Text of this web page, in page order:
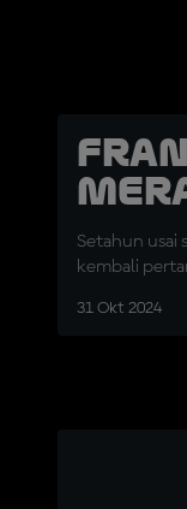
Setahun usai
kembali
31 Okt 2024